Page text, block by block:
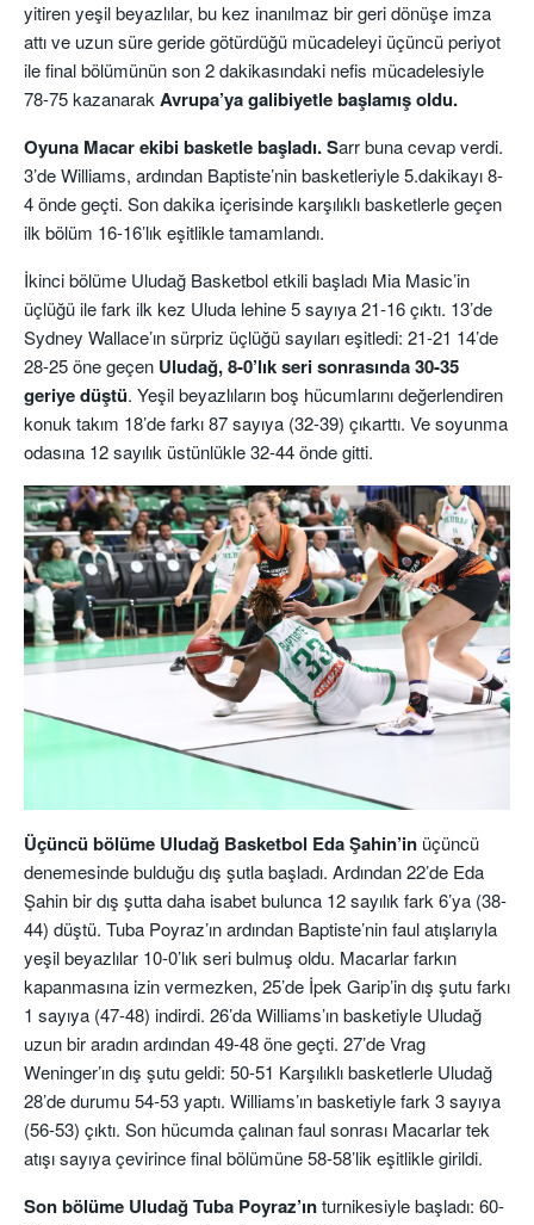
yitiren yeşil beyazlılar, bu kez inanılmaz bir geri dönüşe imza
attı ve uzun süre geride götürdüğü mücadeleyi üçüncü periyot
ile final bölümünün son 2 dakikasındaki nefis mücadelesiyle
78-75 kazanarak Avrupa’ya galibiyetle başlamış oldu.
Oyuna Macar ekibi basketle başladı. Sarr buna cevap verdi.
3’de Williams, ardından Baptiste’nin basketleriyle 5.dakikayı 8-
4 önde geçti. Son dakika içerisinde karşılıklı basketlerle geçen
ilk bölüm 16-16’lık eşitlikle tamamlandı.
İkinci bölüme Uludağ Basketbol etkili başladı Mia Masic’in
üçlüğü ile fark ilk kez Uluda lehine 5 sayıya 21-16 çıktı. 13’de
Sydney Wallace’ın sürpriz üçlüğü sayıları eşitledi: 21-21 14’de
28-25 öne geçen Uludağ, 8-0’lık seri sonrasında 30-35
geriye düştü. Yeşil beyazlıların boş hücumlarını değerlendiren
konuk takım 18’de farkı 87 sayıya (32-39) çıkarttı. Ve soyunma
odasına 12 sayılık üstünlükle 32-44 önde gitti.
Üçüncü bölüme Uludağ Basketbol Eda Şahin’in üçüncü
denemesinde bulduğu dış şutla başladı. Ardından 22’de Eda
Şahin bir dış şutta daha isabet bulunca 12 sayılık fark 6’ya (38-
44) düştü. Tuba Poyraz’ın ardından Baptiste’nin faul atışlarıyla
yeşil beyazlılar 10-0’lık seri bulmuş oldu. Macarlar farkın
kapanmasına izin vermezken, 25’de İpek Garip’in dış şutu farkı
1 sayıya (47-48) indirdi. 26’da Williams’ın basketiyle Uludağ
uzun bir aradın ardından 49-48 öne geçti. 27’de Vrag
Weninger’ın dış şutu geldi: 50-51 Karşılıklı basketlerle Uludağ
28’de durumu 54-53 yaptı. Williams’ın basketiyle fark 3 sayıya
(56-53) çıktı. Son hücumda çalınan faul sonrası Macarlar tek
atışı sayıya çevirince final bölümüne 58-58’lik eşitlikle girildi.
Son bölüme Uludağ Tuba Poyraz’ınturnikesiyle başladı: 60-